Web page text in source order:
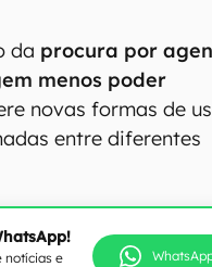
da procura por
menos poder
novas formas de
entre diferentes
notícias e